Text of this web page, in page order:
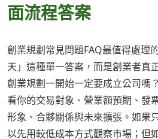
面流程答案
創業規劃常見問題FAQ最值得處理
天」這種單一答案，而是創業者真
創業規劃一開始一定要成立公司嗎
看你的交易對象、營業額預期、發
形象、合夥關係與未來擴張。如果
以先用較低成本方式觀察市場；但